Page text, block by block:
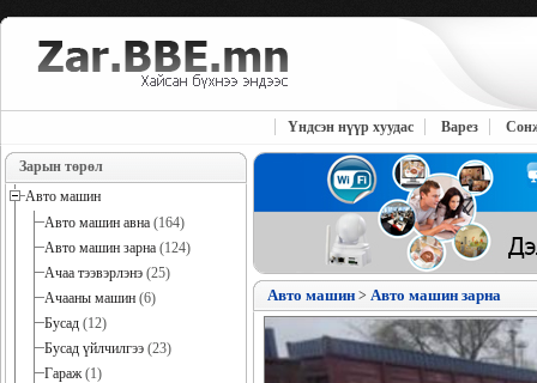
Үндсэн нүүр хуудас Варез
Зарын төрөл
Авто машин
Авто машин авна (164)
Авто машин зарна (124)
Ачаа тээвэрлэнэ (25)
Ачааны машин (6)
Бусад (12)
Бусад үйлчилгээ (23)
Гараж(1)
Авто машин > Авто машин зарна